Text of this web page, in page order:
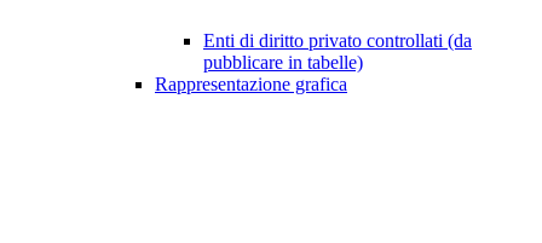
Enti di diritto privato controllati (da
pubblicare in tabelle)
Rappresentazione grafica